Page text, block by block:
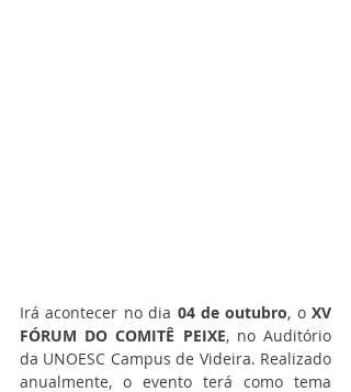
Irá acontecer no dia 04 de outubro, o XV
FÓRUM DO COMITÊ PEIXE, no Auditório
da UNOESC Campus de Videira. Realizado